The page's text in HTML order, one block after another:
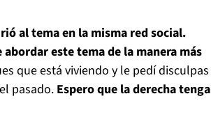
al tema en la misma red social.
este tema de la manera más
que está viviendo y le pedí disculpas
pasado. Espero que la derecha tenga